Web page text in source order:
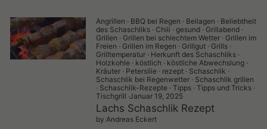
Angrillen · BBQ bei Regen · Beilagen · Beliebtheit
des Schaschliks· Chili · gesund· Grillabend·
Grillen · Grillen bei schlechtem Wetter· Grillen im
Freien · Grillen im Regen · Grillgut· Grills·
Grilltemperatur· Herkunft des Schaschliks·
Holzkohle· köstlich · köstliche Abwechslung·
Kräuter· Petersilie· rezept· Schaschlik ·
Schaschlik bei Regenwetter· Schaschlik grillen
· Schaschlik-Rezepte· Tipps· Tipps und Tricks·
Tischgrill ·Januar 19, 2025
Lachs Schaschlik Rezept
by Andreas Eckert